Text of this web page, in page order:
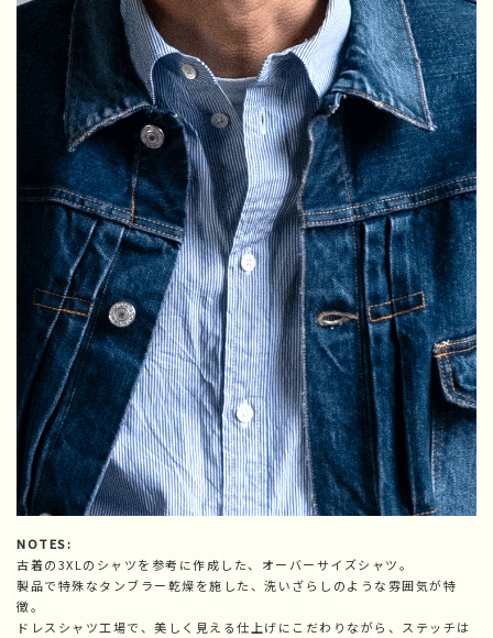
NOTES:
古着の3XLのシャツを参考に作成した、オーバーサイズシャツ。
製品で特殊なタンブラー乾燥を施した、洗いざらしのような雰囲気が特
徴。
ドレスシャツ工場で、美しく見える仕上げにこだわりながら、ステッチは